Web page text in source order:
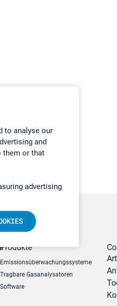
to analyse our
and
them or that
advertising
Produkte
Emissionsüberwachungssysteme
Tragbare Gasanalysatoren
Software